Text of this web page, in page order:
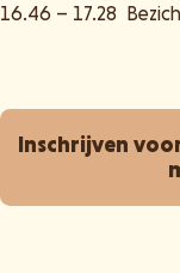
16.46 – 17.28
Inschrijven